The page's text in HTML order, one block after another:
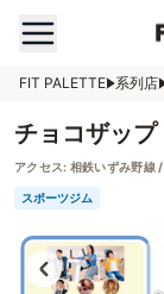
FIT PALETTE 系列店
チョコザッ
アクセス: 相鉄いずみ野線
スポーツジム